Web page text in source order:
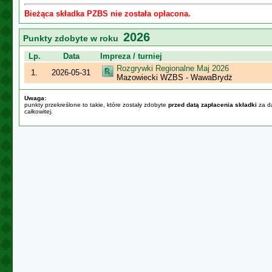
Bieżąca składka PZBS nie została opłacona.
Punkty zdobyte w roku 2026
Lp. Data
Impreza / turniej
1.
2026-05-31
Rozgrywki Regionalne Maj 2026
Mazowiecki WZBS - WawaBrydż
Uwaga:
punkty przekreślone to takie, które zostały zdobyte przed datą zapłacenia składki za
całkowitej.